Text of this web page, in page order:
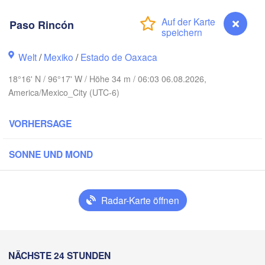
Paso Rincón
Welt/Mexiko /Estado de Oaxaca
18°16' N / 96°17' W / Höhe 34 m / 06:03 06.08.2026,
America/Mexico_City (UTC-6)
VORHERSAGE
SONNE UND MOND
Radar-Karte öffnen
NÄCHSTE 24 STUNDEN
Reynosa
Ciudad Victoria
Poza Rica
TehuacánPaso Rincón